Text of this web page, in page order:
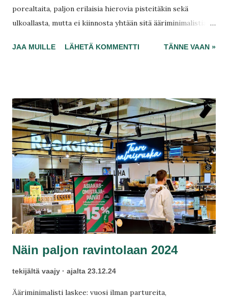
porealtaita, paljon erilaisia hierovia pisteitäkin sekä
ulkoallasta, mutta ei kiinnosta yhtään sitä ääriminimalistia.
kylpylöissä ja uimahalleissa. Monia kylpyläelämys lämmittää,
JAA MUILLE LÄHETÄ KOMMENTTI TÄNNE VAAN »
Näin paljon ravintolaan 2024
tekijältä vaajy ajalta 23.12.24
Ääriminimalisti laskee: vuosi ilman partureita,